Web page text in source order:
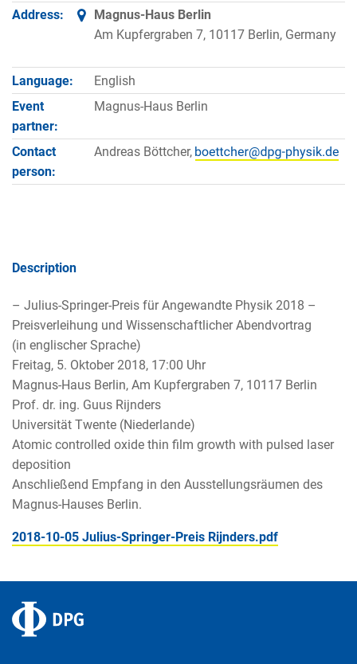
Address:
Magnus-Haus Berlin
Am Kupfergraben 7, 10117 Berlin, Germany
Language:
English
Event
partner:
Magnus-Haus Berlin
Contact
person:
Andreas Böttcher,
Description
– Julius-Springer-Preis für Angewandte Physik 2018 –
Preisverleihung und Wissenschaftlicher Abendvortrag
(in englischer Sprache)
Freitag, 5. Oktober 2018, 17:00 Uhr
Magnus-Haus Berlin, Am Kupfergraben 7, 10117 Berlin
Prof. dr. ing. Guus Rijnders
Universität Twente (Niederlande)
Atomic controlled oxide thin film growth with pulsed laser
deposition
Anschließend Empfang in den Ausstellungsräumen des
Magnus-Hauses Berlin.
2018-10-05 Julius-Springer-Preis Rijnders.pdf